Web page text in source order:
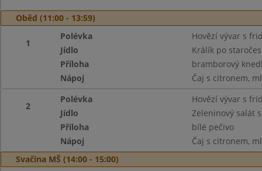
Oběd (11:00 - 13:59)
1
Polévka
Hovězí vývar s
Jídlo
Králík po
Příloha
bramborový
Nápoj
Čaj s citronem,
2
Polévka
Hovězí vývar s
Jídlo
Zeleninový salát
Příloha
bílé pečivo
Nápoj
Čaj s citronem,
Svačina MŠ (14:00 - 15:00)